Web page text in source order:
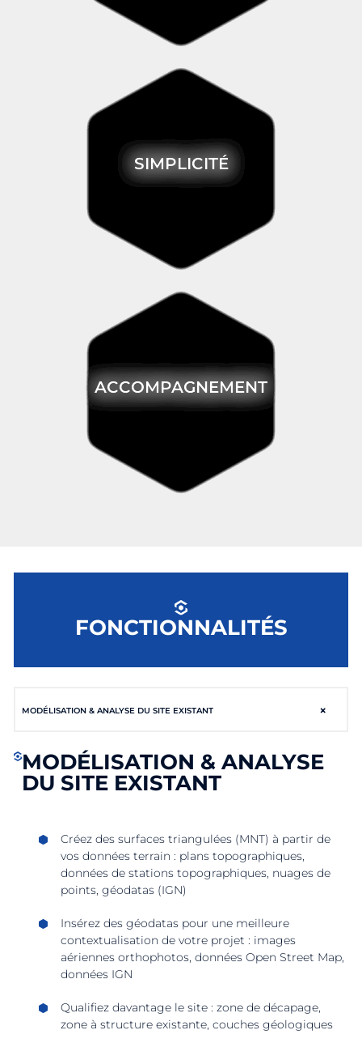
SIMPLICITÉ
ACCOMPAGNEMENT
FONCTIONNALITÉS
×
MODÉLISATION & ANALYSE DU SITE EXISTANT
MODÉLISATION & ANALYSE
DU SITE EXISTANT
Créez des surfaces triangulées (MNT) à partir de
vos données terrain : plans topographiques,
données de stations topographiques, nuages de
points, géodatas (IGN)
Insérez des géodatas pour une meilleure
contextualisation de votre projet : images
aériennes orthophotos, données Open Street Map,
données IGN
Qualifiez davantage le site : zone de décapage,
zone à structure existante, couches géologiques